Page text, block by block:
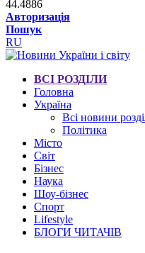
44.4886
Авторизація
Пошук
RU
ВСІ РОЗДІЛИ
Головна
Україна
Всі новини
Політика
Місто
Світ
Бізнес
Наука
Шоу-бізнес
Спорт
Lifestyle
БЛОГИ ЧИТАЧІВ